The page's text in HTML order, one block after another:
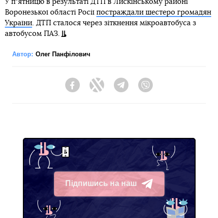
У пʼятницю в результаті ДТП в Лискінському районі
Воронезької області Росії постраждали шестеро громадян
України . ДТП сталося через зіткнення мікроавтобуса з
автобусом ПАЗ.
Автор: Олег Панфілович
FacebookTwitter Telegram
Підпишись на наш
Telegram